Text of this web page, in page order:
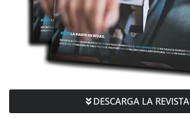
DESCARGA LA REVISTA